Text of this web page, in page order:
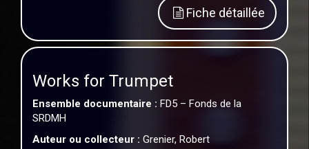
Fiche détaillée
Works for Trumpet
Ensemble documentaire : FD5 – Fonds de la
SRDMH
Auteur ou collecteur : Grenier, Robert